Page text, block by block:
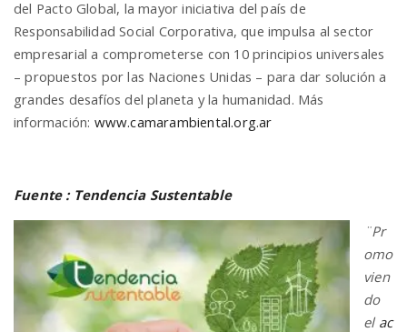
del Pacto Global, la mayor iniciativa del país de
Responsabilidad Social Corporativa, que impulsa al sector
empresarial a comprometerse con 10 principios universales
– propuestos por las Naciones Unidas – para dar solución a
grandes desafíos del planeta y la humanidad. Más
información: www.camarambiental.org.ar
Fuente : Tendencia Sustentable
¨Pr
omo
vien
do
el ac